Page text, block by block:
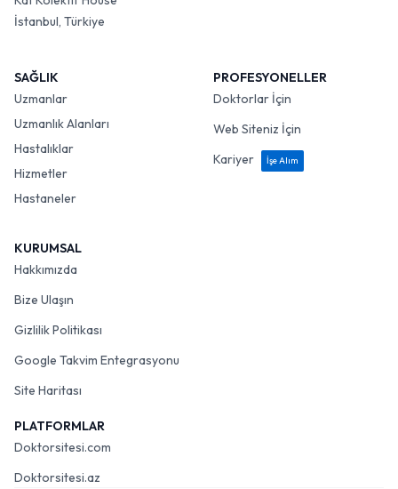
İstanbul, Türkiye
SAĞLIK
Uzmanlar
Uzmanlık Alanları
Hastalıklar
Hizmetler
Hastaneler
PROFESYONELLER
Doktorlar İçin
Web Siteniz İçin
Kariyer
İşe Alım
KURUMSAL
Hakkımızda
Bize Ulaşın
Gizlilik Politikası
Google Takvim Entegrasyonu
Site Haritası
PLATFORMLAR
Doktorsitesi.com
Doktorsitesi.az